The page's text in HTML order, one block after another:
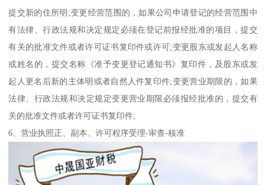
提交新的住所明;变更经营范围的，如果公司申请登记的经营范围中
有法律、行政法规和决定规定必须在登记前报经批准的项目，提交
有关的批准文件或者许可证书复印件或许可;变更股东或发起人名称
或姓名的，提交名称《准予变更登记通知书》复印件，及股东或发
起人更名后新的主体明或者自然人件复印件;变更营业期限的，如果
法律、行政法规和决定规定变更营业期限必须报经批准的，提交有
关的批准文件或者许可证书复印件;
6、营业执照正、副本、许可程序受理-审查-核准